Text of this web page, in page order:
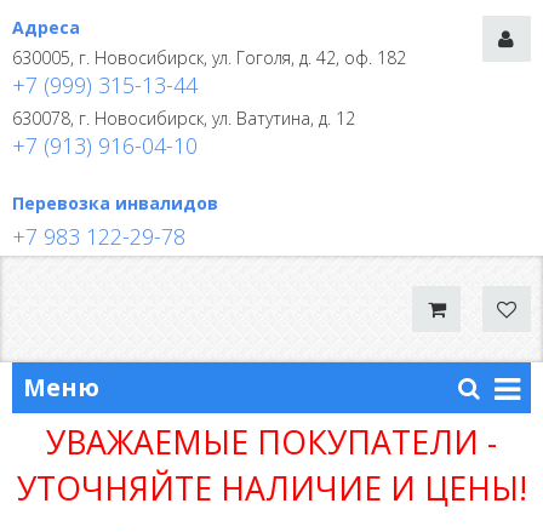
Адреса
630005, г. Новосибирск, ул. Гоголя, д. 42, оф. 182
+7 (999) 315-13-44
630078, г. Новосибирск, ул. Ватутина, д. 12
+7 (913) 916-04-10
Перевозка инвалидов
+7 983 122-29-78
Меню
УВАЖАЕМЫЕ ПОКУПАТЕЛИ -
УТОЧНЯЙТЕ НАЛИЧИЕ И ЦЕНЫ!